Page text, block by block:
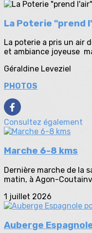
La Poterie "prend
La poterie a pris un air
et ambiance joyeuse
Géraldine Leveziel
PHOTOS
Consultez également
Marche 6-8 kms
Dernière marche de la
matin, à Agon-
1 juillet 2026
Auberge